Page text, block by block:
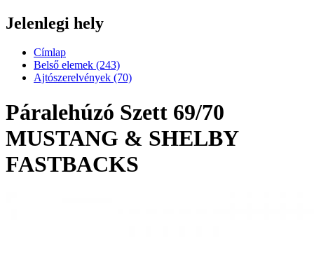
Jelenlegi hely
Címlap
Belső elemek (243)
Ajtószerelvények (70)
Páralehúzó Szett 69/70
MUSTANG & SHELBY
FASTBACKS